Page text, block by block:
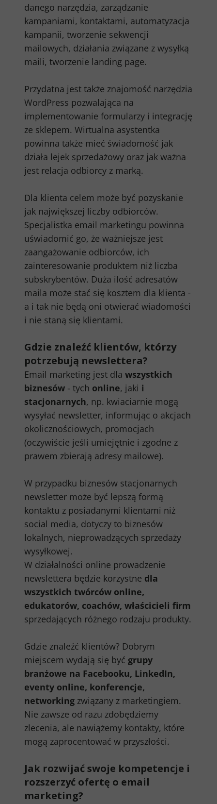
danego narzędzia, zarządzanie
kampaniami, kontaktami, automatyzacja
kampanii, tworzenie sekwencji
mailowych, działania związane z wysyłką
maili, tworzenie landing page.
Przydatna jest także znajomość narzędzia
WordPress pozwalająca na
implementowanie formularzy i integrację
ze sklepem. Wirtualna asystentka
powinna także mieć świadomość jak
działa lejek sprzedażowy oraz jak ważna
jest relacja odbiorcy z marką.
Dla klienta celem może być pozyskanie
jak największej liczby odbiorców.
Specjalistka email marketingu powinna
uświadomić go, że ważniejsze jest
zaangażowanie odbiorców, ich
zainteresowanie produktem niż liczba
subskrybentów. Duża ilość adresatów
maila może stać się kosztem dla klienta -
a i tak nie będą oni otwierać wiadomości
i nie staną się klientami.
Gdzie znaleźć klientów, którzy
potrzebują newslettera?
Email marketing jest dla wszystkich
biznesów - tych online, jaki i
stacjonarnych, np. kwiaciarnie mogą
wysyłać newsletter, informując o akcjach
okolicznościowych, promocjach
(oczywiście jeśli umiejętnie i zgodne z
prawem zbierają adresy mailowe).
W przypadku biznesów stacjonarnych
newsletter może być lepszą formą
kontaktu z posiadanymi klientami niż
social media, dotyczy to biznesów
lokalnych, nieprowadzących sprzedaży
wysyłkowej.
W działalności online prowadzenie
newslettera będzie korzystne dla
wszystkich twórców online,
edukatorów, coachów, właścicieli firm
sprzedających różnego rodzaju produkty.
Gdzie znaleźć klientów? Dobrym
miejscem wydają się być grupy
branżowe na Facebooku, LinkedIn,
eventy online, konferencje,
networking związany z marketingiem.
Nie zawsze od razu zdobędziemy
zlecenia, ale nawiążemy kontakty, które
mogą zaprocentować w przyszłości.
Jak rozwijać swoje kompetencje i
rozszerzyć ofertę o email
marketing?